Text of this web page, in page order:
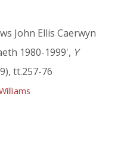
John Ellis Caerwyn
1980-1999', Y
tt.257-76